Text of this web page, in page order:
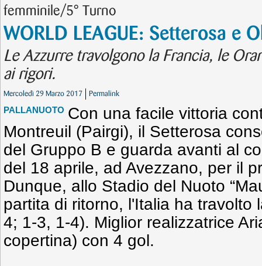
femminile/5° Turno
WORLD LEAGUE: Setterosa e
Le Azzurre travolgono la Francia, le
ai rigori.
Mercoledì 29 Marzo 2017 Permalink
PALLANUOTO Con una facile vittoria
Montreuil (Pairgi), il Setterosa
del Gruppo B e guarda avanti al
del 18 aprile, ad Avezzano, per il
Dunque, allo Stadio del Nuoto
partita di ritorno, l'Italia ha travolto
4; 1-3, 1-4). Miglior realizzatrice
copertina) con 4 gol.